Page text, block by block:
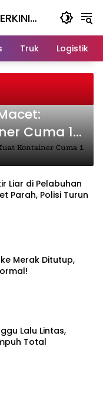
Truk Logistik
Cuma 1
Liar di Pelabuhan
Parah, Polisi Turun
Merak Ditutup,
Lalu Lintas,
Total